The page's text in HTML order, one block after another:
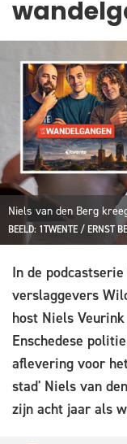
Niels van den Berg
BEELD: 1TWENTE / ERNST
In de
verslaggevers
host Niels
Enschedese
aflevering voor
stad' Niels van
zijn acht jaar als